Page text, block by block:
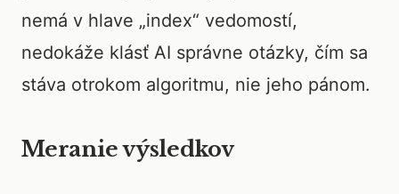
nemá v hlave „index“ vedomostí,
nedokáže klásť AI správne otázky, čím sa
stáva otrokom algoritmu, nie jeho pánom.
Meranie výsledkov